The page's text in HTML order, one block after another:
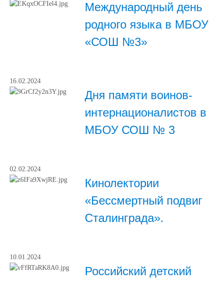
Международный день
родного языка в МБОУ
«СОШ №3»
16.02.2024
Дня памяти воинов-
интернационалистов в
МБОУ СОШ № 3
02.02.2024
Кинолектории
«Бессмертный подвиг
Сталинграда».
10.01.2024
Российский детский